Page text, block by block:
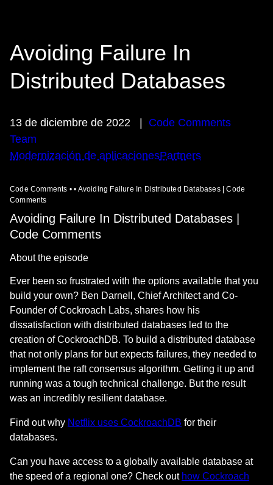
Avoiding Failure In
Distributed Databases
13 de diciembre de 2022
Code Comments
Team
Modernización de aplicacionesPartners
Code Comments • • Avoiding Failure In Distributed Databases | Code
Comments
Avoiding Failure In Distributed Databases |
Code Comments
About the episode
Ever been so frustrated with the options available that you
build your own? Ben Darnell, Chief Architect and Co-
Founder of Cockroach Labs, shares how his
dissatisfaction with distributed databases led to the
creation of CockroachDB. To build a distributed database
that not only plans for but expects failures, they needed to
implement the raft consensus algorithm. Getting it up and
running was a tough technical challenge. But the result
was an incredibly resilient database.
Find out why Netflix uses CockroachDB for their
databases.
Can you have access to a globally available database at
the speed of a regional one? Check out how Cockroach